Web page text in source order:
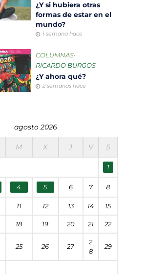
¿Y si hubiera otras
formas de estar en el
mundo?
1 semana hace
COLUMNAS•
RICARDO BURGOS
¿Y ahora qué?
2 semanas hace
agosto 2026
M X J V S
1
4 5 6 7 8
11 12 13 14 15
18 19 20 21 22
25 26 27
2
8
29